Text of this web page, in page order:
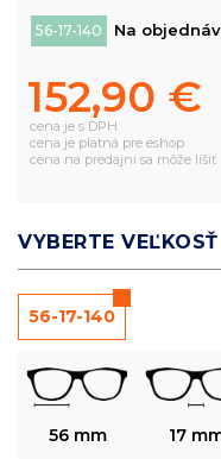
56-17-140 Na
152,90 €
cena je s DPH
cena je platná pre eshop
cena na predajni sa môže líšiť
VYBERTE VEĽKOSŤ
56-17-140
56 mm 17